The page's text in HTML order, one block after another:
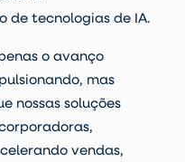
de tecnologias de IA.
o avanço
mas
nossas soluções
vendas,